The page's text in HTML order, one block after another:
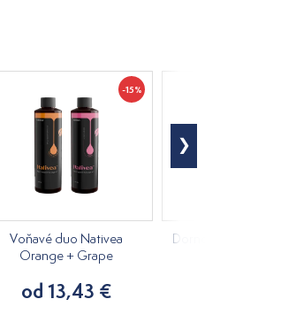
-15%
Voňavé duo Nativea
Orange + Grape
od 13,43 €
Dornova metóda -